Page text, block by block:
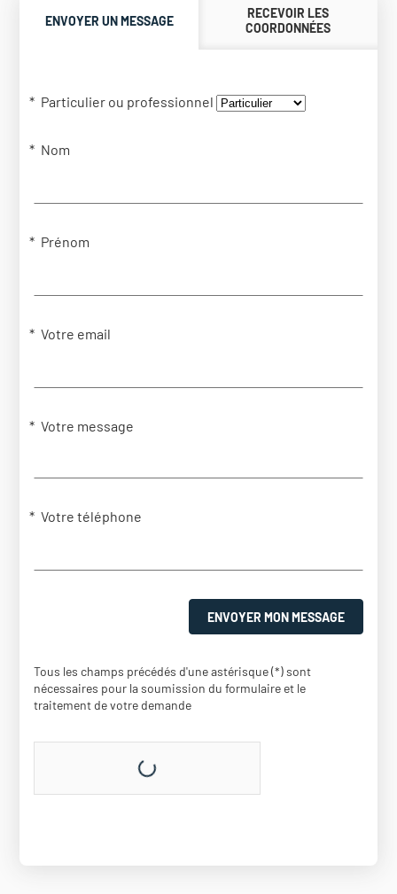
ENVOYER UN MESSAGE
RECEVOIR LES
COORDONNÉES
Particulier ou professionnel
Nom
Prénom
Votre email
Votre message
Votre téléphone
ENVOYER MON MESSAGE
Tous les champs précédés d'une astérisque (*) sont
nécessaires pour la soumission du formulaire et le
traitement de votre demande